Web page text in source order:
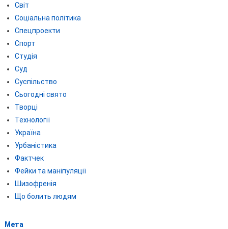
Світ
Соціальна політика
Спецпроекти
Спорт
Студія
Суд
Суспільство
Сьогодні свято
Творці
Технології
Україна
Урбаністика
Фактчек
Фейки та маніпуляції
Шизофренія
Що болить людям
Мета